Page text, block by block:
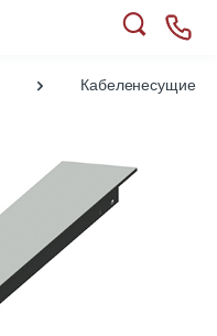
Кабеленесущие